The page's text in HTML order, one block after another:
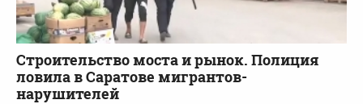
Строительство моста и рынок. Полиция
ловила в Саратове мигрантов-
нарушителей